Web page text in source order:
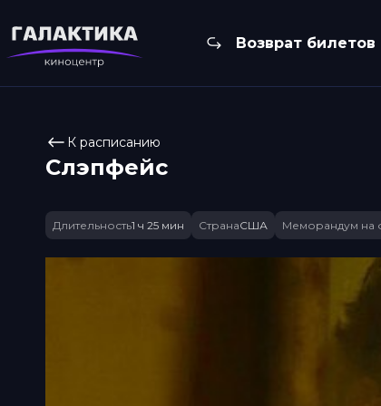
Возврат билетов
К расписанию
Слэпфейс
Длительность1 ч 25 мин СтранаСША Меморандум на